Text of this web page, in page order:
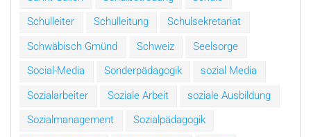
Schulleiter
Schulleitung
Schulsekretariat
Schwäbisch Gmünd
Schweiz
Seelsorge
Social-Media
Sonderpädagogik
sozial Media
Sozialarbeiter
Soziale Arbeit
soziale Ausbildung
Sozialmanagement
Sozialpädagogik